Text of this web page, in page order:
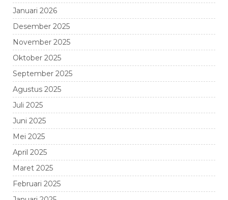
Januari 2026
Desember 2025
November 2025
Oktober 2025
September 2025
Agustus 2025
Juli 2025
Juni 2025
Mei 2025
April 2025
Maret 2025
Februari 2025